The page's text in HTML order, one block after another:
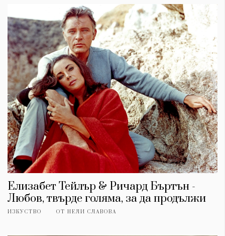
Елизабет Тейлър & Ричард Бъртън -
Любов, твърде голяма, за да продължи
ИЗКУСТВО ОТ НЕЛИ СЛАВОВА